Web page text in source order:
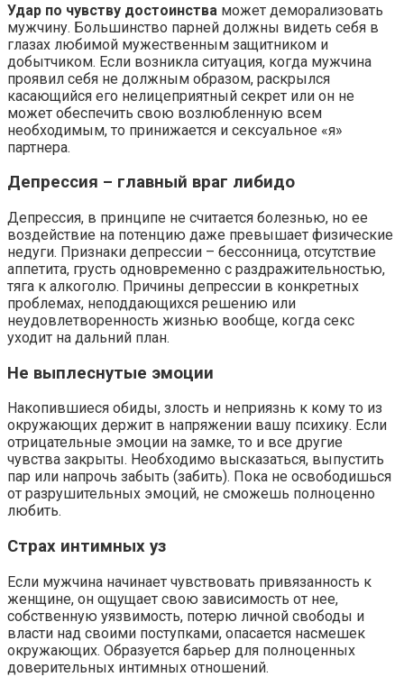
Удар по чувству достоинства может деморализовать
мужчину. Большинство парней должны видеть себя в
глазах любимой мужественным защитником и
добытчиком. Если возникла ситуация, когда мужчина
проявил себя не должным образом, раскрылся
касающийся его нелицеприятный секрет или он не
может обеспечить свою возлюбленную всем
необходимым, то принижается и сексуальное «я»
партнера.
Депрессия – главный враг либидо
Депрессия, в принципе не считается болезнью, но ее
воздействие на потенцию даже превышает физические
недуги. Признаки депрессии – бессонница, отсутствие
аппетита, грусть одновременно с раздражительностью,
тяга к алкоголю. Причины депрессии в конкретных
проблемах, неподдающихся решению или
неудовлетворенность жизнью вообще, когда секс
уходит на дальний план.
Не выплеснутые эмоции
Накопившиеся обиды, злость и неприязнь к кому то из
окружающих держит в напряжении вашу психику. Если
отрицательные эмоции на замке, то и все другие
чувства закрыты. Необходимо высказаться, выпустить
пар или напрочь забыть (забить). Пока не освободишься
от разрушительных эмоций, не сможешь полноценно
любить.
Страх интимных уз
Если мужчина начинает чувствовать привязанность к
женщине, он ощущает свою зависимость от нее,
собственную уязвимость, потерю личной свободы и
власти над своими поступками, опасается насмешек
окружающих. Образуется барьер для полноценных
доверительных интимных отношений.